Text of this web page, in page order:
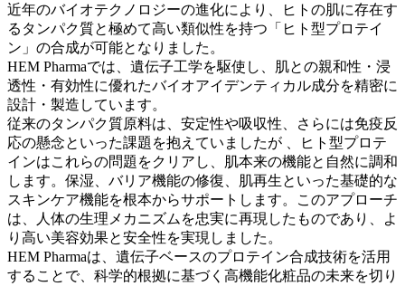
近年のバイオテクノロジーの進化により、ヒトの肌に存在す
るタンパク質と極めて高い類似性を持つ「ヒト型プロテイ
ン」の合成が可能となりました。
HEM Pharmaでは、遺伝子工学を駆使し、肌との親和性・浸
透性・有効性に優れたバイオアイデンティカル成分を精密に
設計・製造しています。
従来のタンパク質原料は、安定性や吸収性、さらには免疫反
応の懸念といった課題を抱えていましたが 、ヒト型プロテ
インはこれらの問題をクリアし、肌本来の機能と自然に調和
します。保湿、バリア機能の修復、肌再生といった基礎的な
スキンケア機能を根本からサポートします。このアプローチ
は、人体の生理メカニズムを忠実に再現したものであり、よ
り高い美容効果と安全性を実現しました。
HEM Pharmaは、遺伝子ベースのプロテイン合成技術を活用
することで、科学的根拠に基づく高機能化粧品の未来を切り